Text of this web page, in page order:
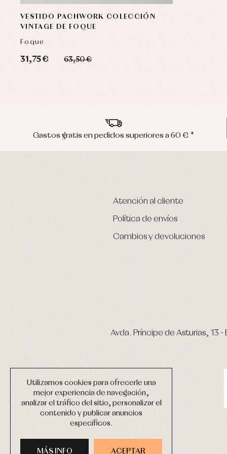
Utilizamos cookies para ofrecerle una
mejor experiencia de navegación,
analizar el tráfico del sitio, personalizar el
contenido y publicar anuncios
específicos.
ACEPTAR
MÁS INFO
VESTIDO PACHWORK COLECCIÓN
VINTAGE DE FOQUE
Foque
31,75 € 63,50 €
Gastos gratis en pedidos superiores a 60 € *
Atención al cliente
Política de envíos
Cambios y devoluciones
Avda. Príncipe de Asturias, 13 -